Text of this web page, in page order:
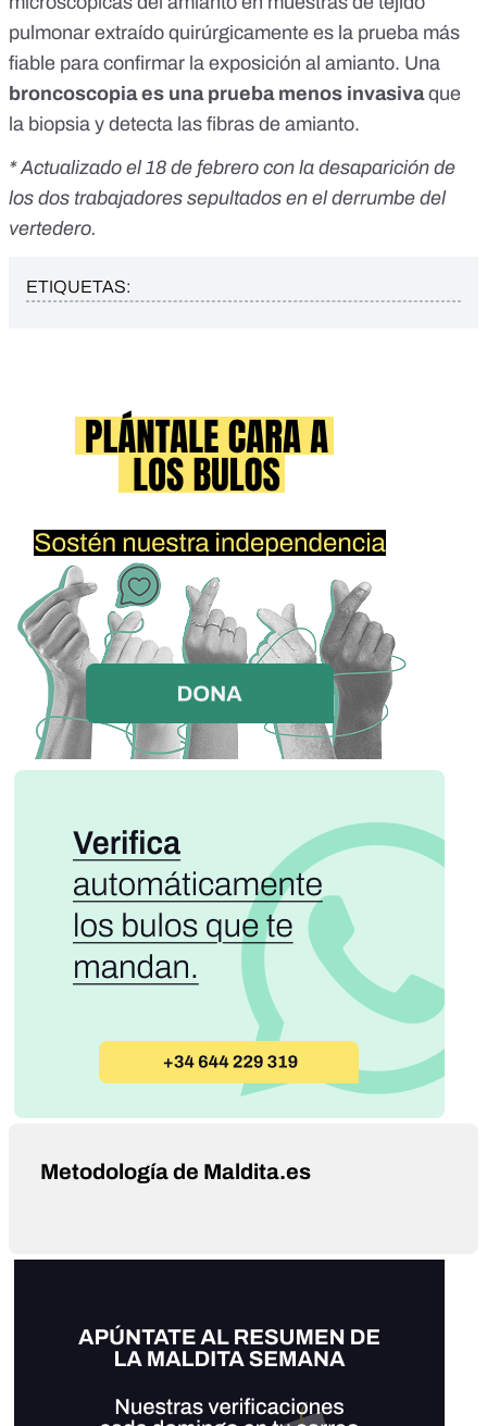
pulmonar extraído quirúrgicamente es la prueba más
fiable para confirmar la exposición al amianto. Una
broncoscopia es una prueba menos invasivaque
la biopsia y detecta las fibras de amianto.
* Actualizado el 18 de febrero con la desaparición de
los dos trabajadores sepultados en el derrumbe del
vertedero.
ETIQUETAS:
Metodología de Maldita.es